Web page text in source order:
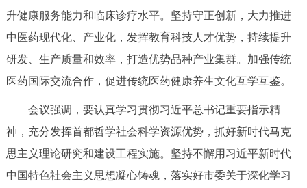
DEUTSCH FRANÇAIS РУССКИЙ ЯЗЫК
ESPAÑOL العربية PORTUGUÊS
回到顶部
升健康服务能力和临床诊疗水平。坚持守正创新，大力推进
中医药现代化、产业化，发挥教育科技人才优势，持续提升
研发、生产质量和效率，打造优势品种产业集群。加强传统
医药国际交流合作，促进传统医药健康养生文化互学互鉴。
会议强调，要认真学习贯彻习近平总书记重要指示精
神，充分发挥首都哲学社会科学资源优势，抓好新时代马克
思主义理论研究和建设工程实施。坚持不懈用习近平新时代
中国特色社会主义思想凝心铸魂，落实好市委关于深化学习